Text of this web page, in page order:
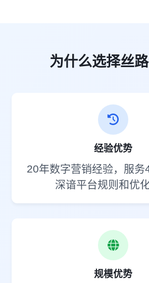
为什么选择丝路
经验优势
20年数字营销经验，服务
深谙平台规则和优
规模优势